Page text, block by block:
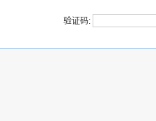
验证码: